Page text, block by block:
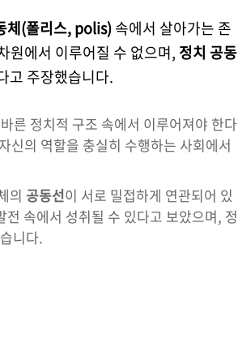
체(폴리스, polis)속에서 살아가는 존
원에서 이루어질 수 없으며, 정치 공동
고 주장했습니다.
른 정치적 구조 속에서 이루어져야 한다
신의 역할을 충실히 수행하는 사회에서
의 공동선이 서로 밀접하게 연관되어 있
속에서 성취될 수 있다고 보았으며, 정
니다.